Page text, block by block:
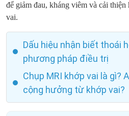
để giảm đau, kháng viêm và cải
vai.
Dấu hiệu nhận biết thoái
phương pháp điều trị
Chụp MRI khớp vai là gì?
cộng hưởng từ khớp vai?